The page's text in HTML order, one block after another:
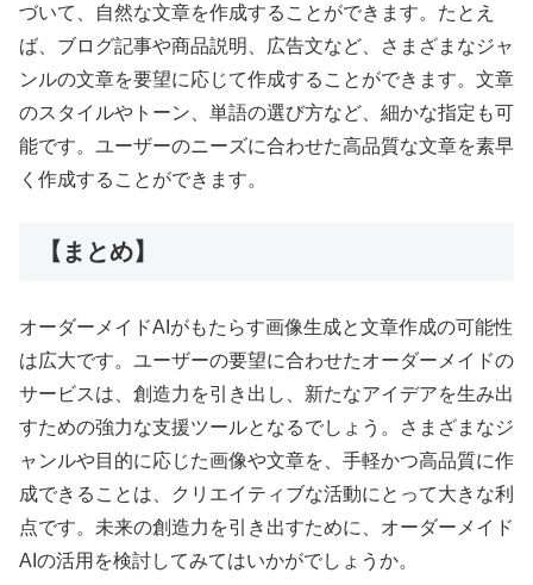
づいて、自然な文章を作成することができます。たとえ
ば、ブログ記事や商品説明、広告文など、さまざまなジャ
ンルの文章を要望に応じて作成することができます。文章
のスタイルやトーン、単語の選び方など、細かな指定も可
能です。ユーザーのニーズに合わせた高品質な文章を素早
く作成することができます。
【まとめ】
オーダーメイドAIがもたらす画像生成と文章作成の可能性
は広大です。ユーザーの要望に合わせたオーダーメイドの
サービスは、創造力を引き出し、新たなアイデアを生み出
すための強力な支援ツールとなるでしょう。さまざまなジ
ャンルや目的に応じた画像や文章を、手軽かつ高品質に作
成できることは、クリエイティブな活動にとって大きな利
点です。未来の創造力を引き出すために、オーダーメイド
AIの活用を検討してみてはいかがでしょうか。